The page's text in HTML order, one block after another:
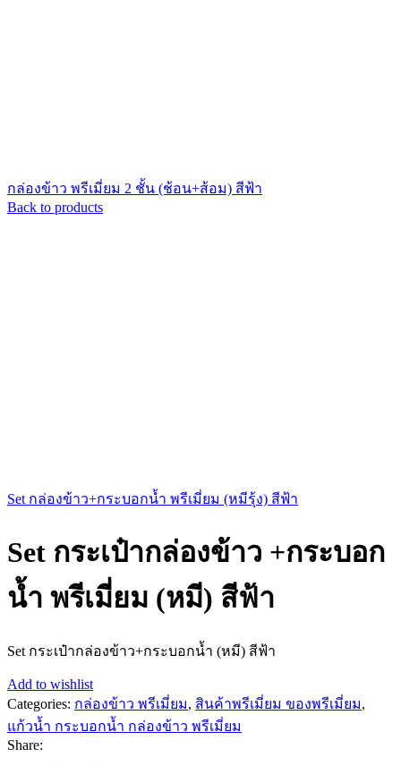
กล่องข้าว พรีเมี่ยม 2 ชั้น (ช้อน+ส้อม) สีฟ้า
Back to products
Set กล่องข้าว+กระบอกน้ำ พรีเมี่ยม (หมีรุ้ง) สีฟ้า
Set กระเป๋ากล่องข้าว +กระบอก
น้ำ พรีเมี่ยม (หมี) สีฟ้า
Set กระเป๋ากล่องข้าว+กระบอกน้ำ (หมี) สีฟ้า
Add to wishlist
Categories: กล่องข้าว พรีเมี่ยม, สินค้าพรีเมี่ยม ของพรีเมี่ยม,
แก้วน้ำ กระบอกน้ำ กล่องข้าว พรีเมี่ยม
Share: